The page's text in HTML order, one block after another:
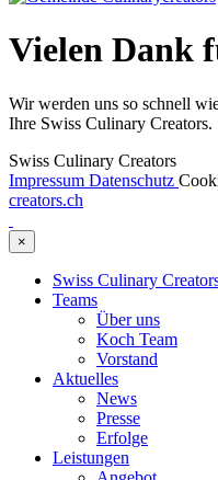
Vielen Dank
Wir werden uns so schnell
Ihre Swiss Culinary Creators.
Swiss Culinary Creators
Impressum Datenschutz
creators.ch
×
Swiss Culinary
Teams
Über uns
Koch Team
Vorstand
Aktuelles
News
Presse
Erfolge
Leistungen